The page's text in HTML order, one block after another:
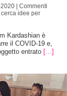
| Commenti
idee per
Kardashian è
il COVID-19 e,
entrato […]